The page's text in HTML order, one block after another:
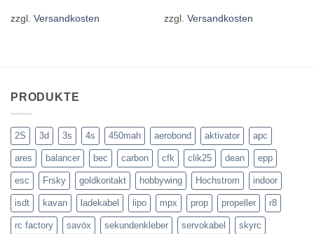
zzgl. Versandkosten zzgl. Versandkosten
PRODUKTE
2S 3d 3s 4s 450mah aerobond aktivator apc
ares balancer bec carbon cfk clik25 dean epp
esc Frsky goldkontakt hobbywing Hochstrom indoor
isdt kavan ladekabel lipo mpx prop propeller r8
rc factory savöx sekundenkleber servokabel skyrc